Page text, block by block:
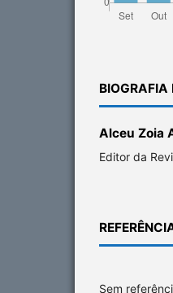
BIOGRAFIA
Alceu Zoia
Editor da
Sem